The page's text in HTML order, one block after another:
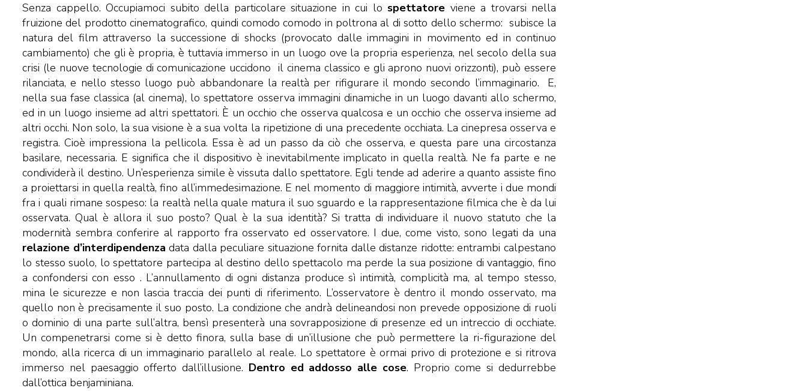
Senza cappello. Occupiamoci subito della particolare situazione in cui lo spettatore viene a trovarsi nella
fruizione del prodotto cinematografico, quindi comodo comodo in poltrona al di sotto dello schermo: subisce la
natura del film attraverso la successione di shocks (provocato dalle immagini in movimento ed in continuo
cambiamento) che gli è propria, è tuttavia immerso in un luogo ove la propria esperienza, nel secolo della sua
crisi (le nuove tecnologie di comunicazione uccidono il cinema classico e gli aprono nuovi orizzonti), può essere
rilanciata, e nello stesso luogo può abbandonare la realtà per rifigurare il mondo secondo l’immaginario. E,
nella sua fase classica (al cinema), lo spettatore osserva immagini dinamiche in un luogo davanti allo schermo,
ed in un luogo insieme ad altri spettatori. È un occhio che osserva qualcosa e un occhio che osserva insieme ad
altri occhi. Non solo, la sua visione è a sua volta la ripetizione di una precedente occhiata. La cinepresa osserva e
registra. Cioè impressiona la pellicola. Essa è ad un passo da ciò che osserva, e questa pare una circostanza
basilare, necessaria. E significa che il dispositivo è inevitabilmente implicato in quella realtà. Ne fa parte e ne
condividerà il destino. Un’esperienza simile è vissuta dallo spettatore. Egli tende ad aderire a quanto assiste fino
a proiettarsi in quella realtà, fino all’immedesimazione. E nel momento di maggiore intimità, avverte i due mondi
fra i quali rimane sospeso: la realtà nella quale matura il suo sguardo e la rappresentazione filmica che è da lui
osservata. Qual è allora il suo posto? Qual è la sua identità? Si tratta di individuare il nuovo statuto che la
modernità sembra conferire al rapporto fra osservato ed osservatore. I due, come visto, sono legati da una
relazione d’interdipendenza data dalla peculiare situazione fornita dalle distanze ridotte: entrambi calpestano
lo stesso suolo, lo spettatore partecipa al destino dello spettacolo ma perde la sua posizione di vantaggio, fino
a confondersi con esso . L’annullamento di ogni distanza produce sì intimità, complicità ma, al tempo stesso,
mina le sicurezze e non lascia traccia dei punti di riferimento. L’osservatore è dentro il mondo osservato, ma
quello non è precisamente il suo posto. La condizione che andrà delineandosi non prevede opposizione di ruoli
o dominio di una parte sull’altra, bensì presenterà una sovrapposizione di presenze ed un intreccio di occhiate.
Un compenetrarsi come si è detto finora, sulla base di un’illusione che può permettere la ri-figurazione del
mondo, alla ricerca di un immaginario parallelo al reale. Lo spettatore è ormai privo di protezione e si ritrova
immerso nel paesaggio offerto dall’illusione. Dentro ed addosso alle cose. Proprio come si dedurrebbe
dall’ottica benjaminiana.